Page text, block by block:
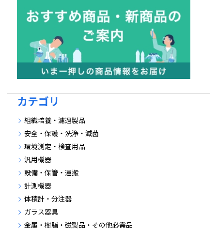
カテゴリ
組織培養・濾過製品
安全・保護・洗浄・滅菌
環境測定・検査用品
汎用機器
設備・保管・運搬
計測機器
体積計・分注器
ガラス器具
金属・樹脂・磁製品・その他必需品